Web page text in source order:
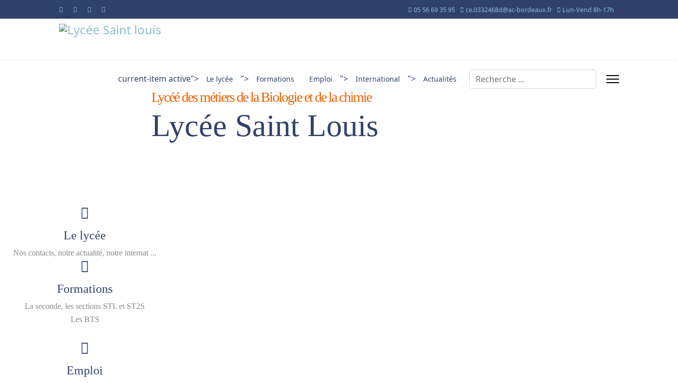
05 56 69 35 95 ce.0332468d@ac-bordeaux.fr Lun-Vend 8h-17h
current-item active"> Le lycée "> Formations Emploi "> International "> Actualités Valider
Lycéé des métiers de la Biologie et de la chimie
Lycée Saint Louis
Le lycée
Nos contacts, notre actualité, notre internat ...
Formations
La seconde, les sections STL et ST2S
Les BTS
Emploi